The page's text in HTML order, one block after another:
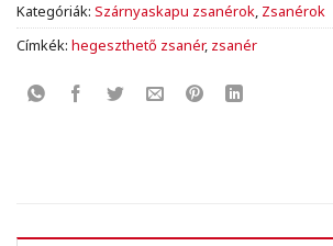
Kategóriák: Szárnyaskapu zsanérok, Zsanérok
Címkék: hegeszthető zsanér, zsanér